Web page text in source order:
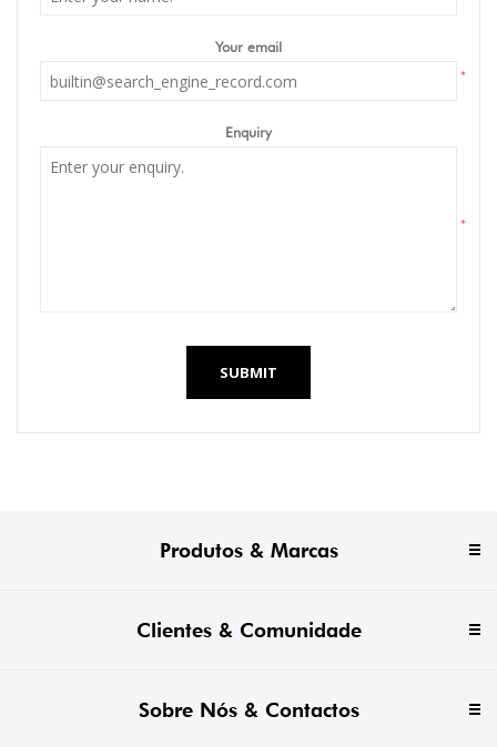
Your email
*
Enquiry
*
SUBMIT
Produtos & Marcas
Clientes & Comunidade
Sobre Nós & Contactos